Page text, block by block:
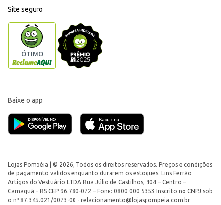
Site seguro
Baixe o app
Lojas Pompéia | © 2026, Todos os direitos reservados. Preços e condições
de pagamento válidos enquanto durarem os estoques. Lins Ferrão
Artigos do Vestuário LTDA Rua Júlio de Castilhos, 404 – Centro –
Camaquã – RS CEP 96.780-072 – Fone: 0800 000 5353 Inscrito no CNPJ sob
o nº 87.345.021/0073-00 - relacionamento@lojaspompeia.com.br